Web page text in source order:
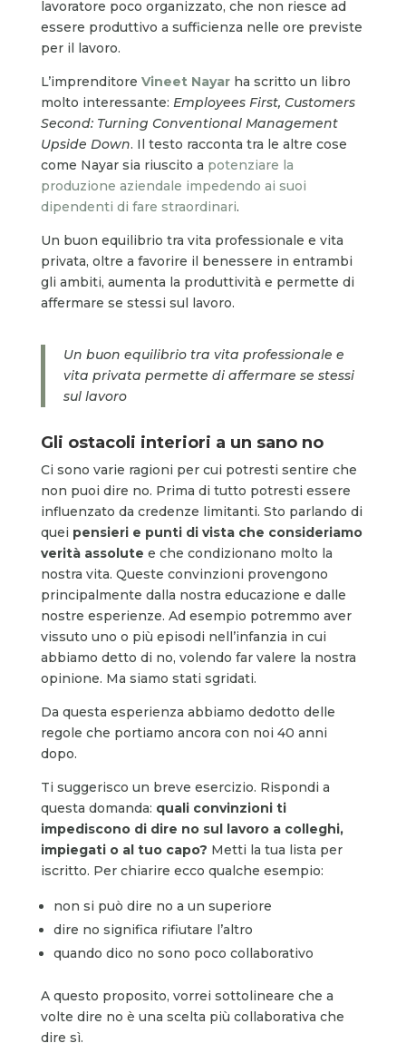
lavoratore poco organizzato, che non riesce ad
essere produttivo a sufficienza nelle ore previste
per il lavoro.
L’imprenditore Vineet Nayar ha scritto un libro
molto interessante: Employees First, Customers
Second: Turning Conventional Management
Upside Down. Il testo racconta tra le altre cose
come Nayar sia riuscito a potenziare la
produzione aziendale impedendo ai suoi
dipendenti di fare straordinari.
Un buon equilibrio tra vita professionale e vita
privata, oltre a favorire il benessere in entrambi
gli ambiti, aumenta la produttività e permette di
affermare se stessi sul lavoro.
Un buon equilibrio tra vita professionale e
vita privata permette di affermare se stessi
sul lavoro
Gli ostacoli interiori a un sano no
Ci sono varie ragioni per cui potresti sentire che
non puoi dire no. Prima di tutto potresti essere
influenzato da credenze limitanti. Sto parlando di
quei pensieri e punti di vista che consideriamo
verità assolute e che condizionano molto la
nostra vita. Queste convinzioni provengono
principalmente dalla nostra educazione e dalle
nostre esperienze. Ad esempio potremmo aver
vissuto uno o più episodi nell’infanzia in cui
abbiamo detto di no, volendo far valere la nostra
opinione. Ma siamo stati sgridati.
Da questa esperienza abbiamo dedotto delle
regole che portiamo ancora con noi 40 anni
dopo.
Ti suggerisco un breve esercizio. Rispondi a
questa domanda: quali convinzioni ti
impediscono di dire no sul lavoro a colleghi,
impiegati o al tuo capo? Metti la tua lista per
iscritto. Per chiarire ecco qualche esempio:
non si può dire no a un superiore
dire no significa rifiutare l’altro
quando dico no sono poco collaborativo
A questo proposito, vorrei sottolineare che a
volte dire no è una scelta più collaborativa che
dire sì.